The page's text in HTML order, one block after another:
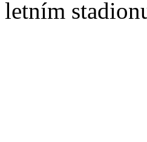
letním